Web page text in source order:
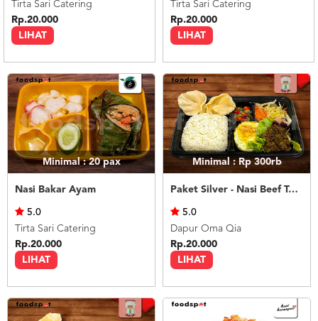
LIHAT
Tirta Sari Catering
Rp.20.000
LIHAT
Tirta Sari Catering
Rp.20.000
Minimal : 20pax
Nasi Bakar Ayam
LIHAT
5.0
Tirta Sari Catering
Rp.20.000
Minimal : Rp 300rb
Paket Silver - Nasi Beef Teriyaki
LIHAT
5.0
Dapur Oma Qia
Rp.20.000